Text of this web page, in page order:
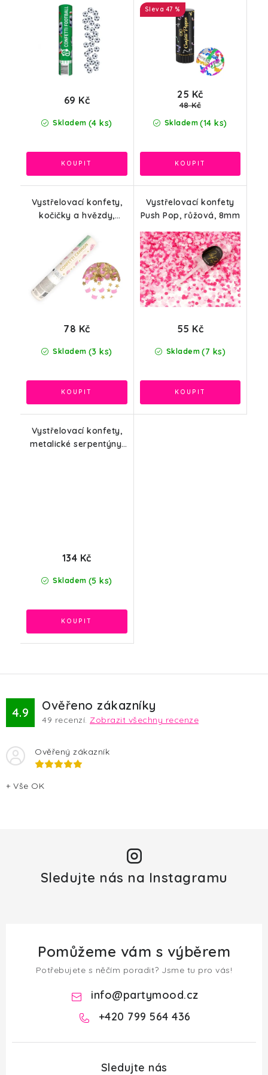
Skladem (4 ks)
69 Kč
47 %
Skladem (14 ks)
25 Kč
48 Kč
Vystřelovací konfety,
kočičky a hvězdy,
Skladem (3 ks)
78 Kč
Vystřelovací konfety
Push Pop, růžová, 8mm
Skladem (7 ks)
55 Kč
Vystřelovací konfety,
metalické serpentýny,
Skladem (5 ks)
134 Kč
4.9 Ověřeno zákazníky
49 recenzí. Zobrazit všechny recenze
Ověřený zákazník
+ Vše OK
Sledujte nás na Instagramu
Pomůžeme vám s výběrem
Potřebujete s něčím poradit? Jsme tu pro vás!
info@partymood.cz
+420 799 564 436